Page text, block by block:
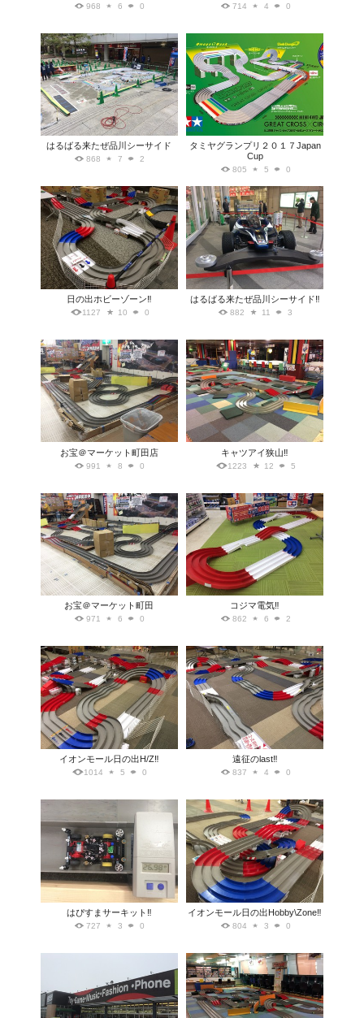
968 6 0 714 4 0
はるばる来たぜ品川シーサイド
868 7 2
タミヤグランプリ２０１７Japan
Cup
805 5 0
日の出ホビーゾーン‼️
1127 10 0
はるばる来たぜ品川シーサイド‼️
882 11 3
お宝＠マーケット町田店
991 8 0
キャツアイ狭山‼️
1223 12 5
お宝＠マーケット町田
971 6 0
コジマ電気‼️
862 6 2
イオンモール日の出H/Z‼️
1014 5 0
遠征のlast‼️
837 4 0
はぴすまサーキット‼️
727 3 0
イオンモール日の出Hobby\Zone‼️
804 3 0